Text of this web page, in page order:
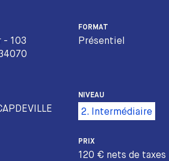
- 103
FORMAT
Présentiel
NIVEAU
2. Intermédiaire
PRIX
120 € nets de taxes